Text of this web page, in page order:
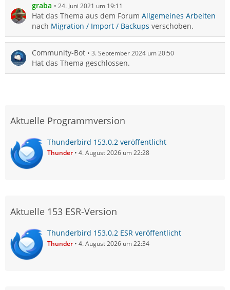
graba 24. Juni 2021 um 19:11
Hat das Thema aus dem Forum Allgemeines Arbeiten
nach Migration / Import / Backups verschoben.
Community-Bot 3. September 2024 um 20:50
Hat das Thema geschlossen.
Aktuelle Programmversion
Thunderbird 153.0.2 veröffentlicht
Thunder 4. August 2026 um 22:28
Aktuelle 153 ESR-Version
Thunderbird 153.0.2 ESR veröffentlicht
Thunder 4. August 2026 um 22:34